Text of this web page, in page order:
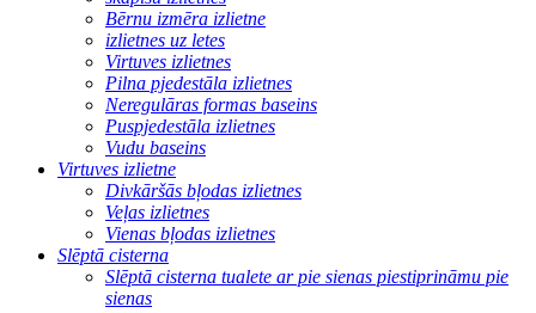
Bērnu izmēra izlietne
izlietnes uz letes
Virtuves izlietnes
Pilna pjedestāla izlietnes
Neregulāras formas baseins
Puspjedestāla izlietnes
Vudu baseins
Virtuves izlietne
Divkāršās bļodas izlietnes
Veļas izlietnes
Vienas bļodas izlietnes
Slēptā cisterna
Slēptā cisterna tualete ar pie sienas piestiprināmu pie
sienas